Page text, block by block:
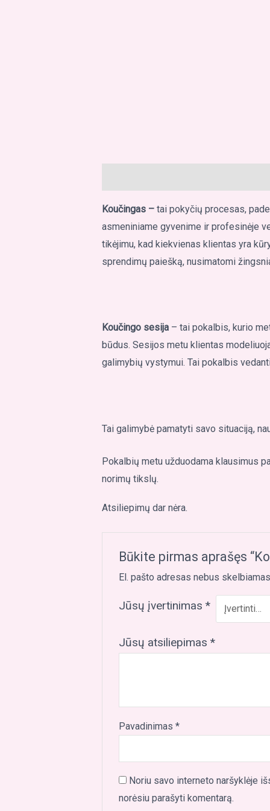
Koučingas – tai pokyčių procesas,
asmeniniame gyvenime ir profesinėje
tikėjimu, kad kiekvienas klientas yra
sprendimų paiešką, nusimatomi
Koučingo sesija – tai pokalbis, kurio
būdus. Sesijos metu klientas
galimybių vystymui. Tai pokalbis
Tai galimybė pamatyti savo situaciją,
Pokalbių metu užduodama klausimus
norimų tikslų.
Atsiliepimų dar nėra.
Būkite pirmas aprašęs
El. pašto adresas nebus
Jūsų įvertinimas *
Jūsų atsiliepimas *
Pavadinimas *
Noriu savo interneto naršyklėje
norėsiu parašyti komentarą.